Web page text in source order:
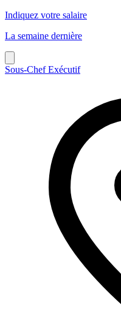
Indiquez votre salaire
La semaine dernière
Sous-Chef Exécutif